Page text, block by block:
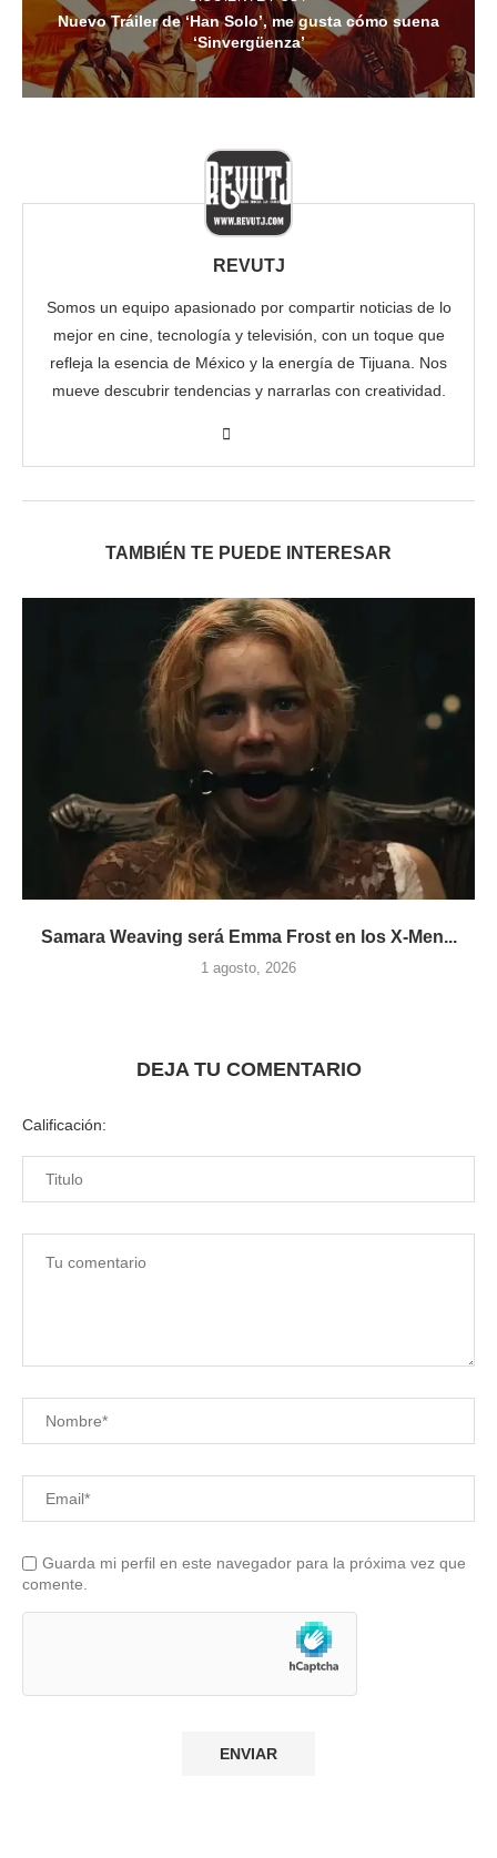
Nuevo Tráiler de ‘Han Solo’, me gusta cómo suena
‘Sinvergüenza’
REVUTJ
Somos un equipo apasionado por compartir noticias de lo
mejor en cine, tecnología y televisión, con un toque que
refleja la esencia de México y la energía de Tijuana. Nos
mueve descubrir tendencias y narrarlas con creatividad.
TAMBIÉN TE PUEDE INTERESAR
Samara Weaving será Emma Frost en los X-Men...
1 agosto, 2026
DEJA TU COMENTARIO
Calificación:
Guarda mi perfil en este navegador para la próxima vez que
comente.